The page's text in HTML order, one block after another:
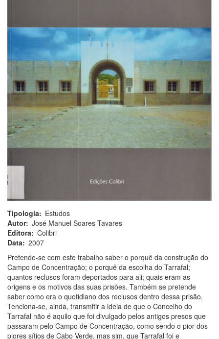
Tipologia
Estudos
Autor José Manuel Soares Tavares
Editora Colibri
Data 2007
Pretende-se com este trabalho saber o porquê da construção do
Campo de Concentração; o porquê da escolha do Tarrafal;
quantos reclusos foram deportados para ali; quais eram as
origens e os motivos das suas prisões. Também se pretende
saber como era o quotidiano dos reclusos dentro dessa prisão.
Tenciona-se, ainda, transmitir a ideia de que o Concelho do
Tarrafal não é aquilo que foi divulgado pelos antigos presos que
passaram pelo Campo de Concentração, como sendo o pior dos
piores sítios de Cabo Verde, mas sim, que Tarrafal foi e